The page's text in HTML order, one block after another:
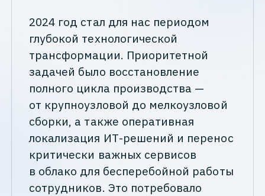
2024 год стал для нас периодом
глубокой технологической
трансформации. Приоритетной
задачей было восстановление
полного цикла производства —
от крупноузловой до мелкоузловой
сборки, а также оперативная
локализация ИТ-решений и перенос
критически важных сервисов
в облако для бесперебойной работы
сотрудников. Это потребовало